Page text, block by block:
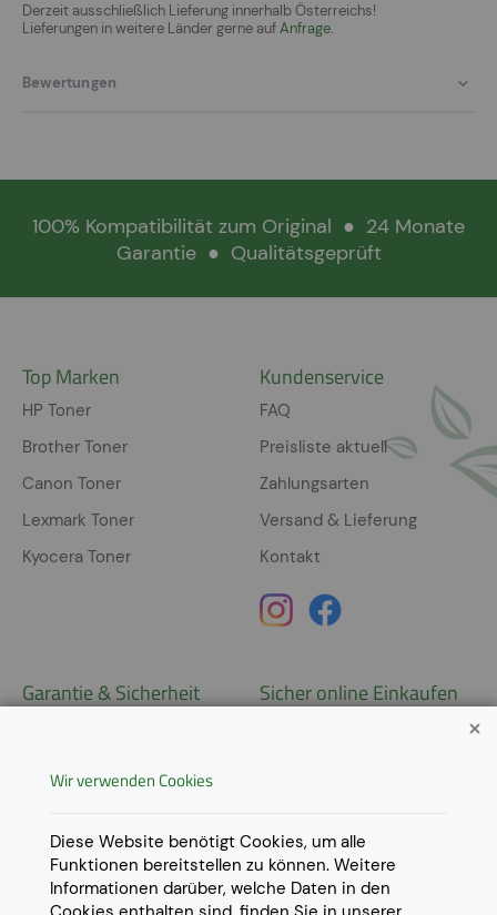
Derzeit ausschließlich Lieferung innerhalb Österreichs!
Lieferungen in weitere Länder gerne aufAnfrage.
Bewertungen
100% Kompatibilität zum Original ● 24 Monate
Garantie ● Qualitätsgeprüft
Top Marken
HP Toner
Brother Toner
Canon Toner
Lexmark Toner
Kyocera Toner
Kundenservice
FAQ
Preisliste aktuell
Zahlungsarten
Versand & Lieferung
Kontakt
Garantie & Sicherheit
Datenschutz
Impressum
Cookie Einstellungen
Sicher online Einkaufen
Lieferungen in weitere Länder
gerne aufAnfrage
Wir verwenden Cookies
Diese Website benötigt Cookies, um alle
Funktionen bereitstellen zu können. Weitere
Informationen darüber, welche Daten in den